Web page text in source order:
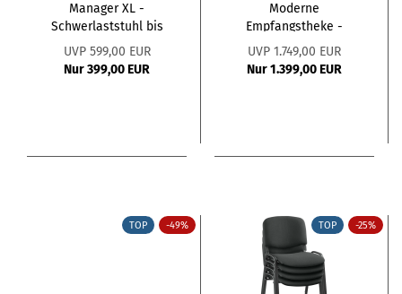
Manager XL -
Schwerlaststuhl bis
200kg
UVP 599,00 EUR
Nur 399,00 EUR
Moderne
Empfangstheke -
Praxistheke XL Weiss...
UVP 1.749,00 EUR
Nur 1.399,00 EUR
TOP -49% TOP -25%